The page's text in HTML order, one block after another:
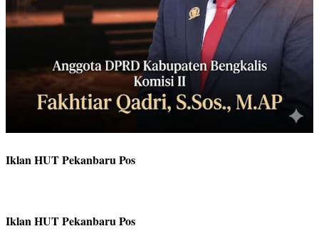
Iklan HUT Pekanbaru Pos
Iklan HUT Pekanbaru Pos